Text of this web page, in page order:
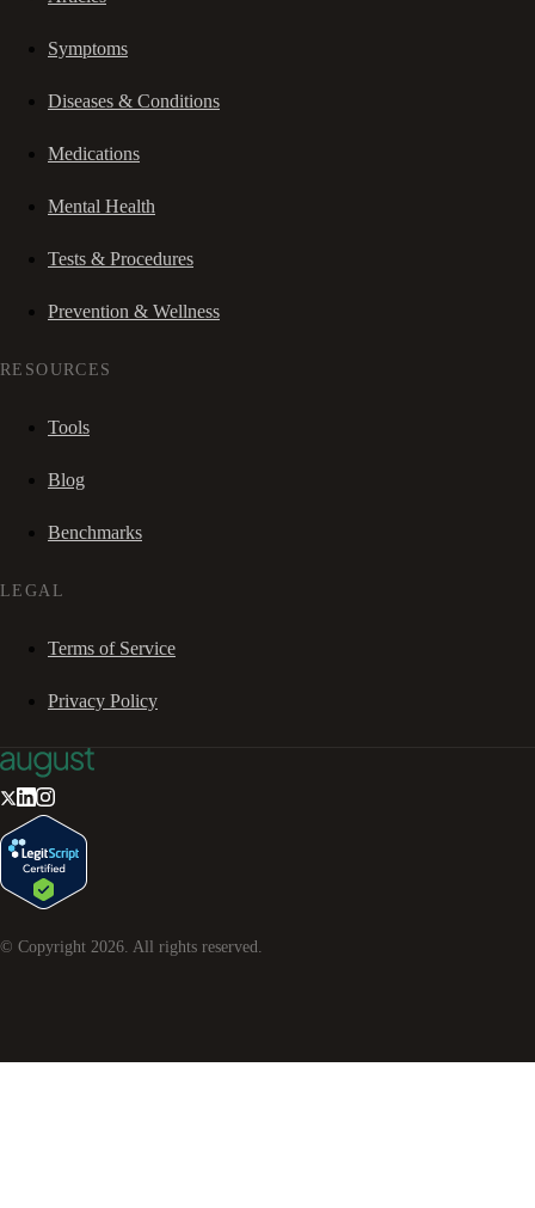
Symptoms
Diseases & Conditions
Medications
Mental Health
Tests & Procedures
Prevention & Wellness
RESOURCES
Tools
Blog
Benchmarks
LEGAL
Terms of Service
Privacy Policy
© Copyright 2026 . All rights reserved.